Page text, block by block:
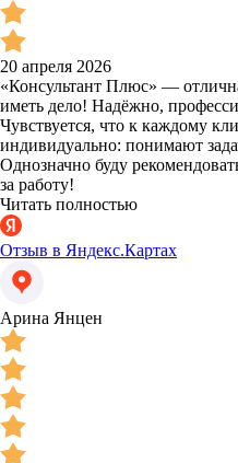
20 апреля 2026
«Консультант Плюс» —
иметь дело! Надёжно,
Чувствуется, что к каждому
индивидуально: понимают
Однозначно буду
за работу!
Читать полностью
Отзыв в Яндекс.Картах
Арина Янцен